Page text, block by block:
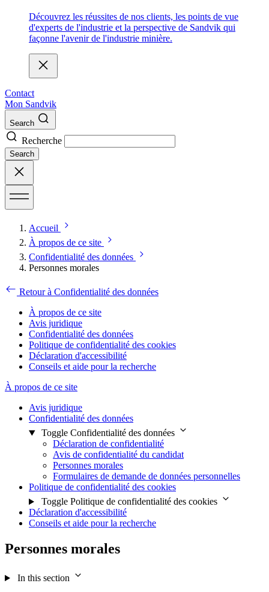
Découvrez les réussites de nos clients, les points de vue
d'experts de l'industrie et la perspective de Sandvik qui
façonne l'avenir de l'industrie minière.
Contact
Mon Sandvik
Search
Recherche
Search
Accueil
À propos de ce site
Confidentialité des données
Personnes morales
Retour à Confidentialité des données
À propos de ce site
Avis juridique
Confidentialité des données
Politique de confidentialité des cookies
Déclaration d'accessibilité
Conseils et aide pour la recherche
À propos de ce site
Avis juridique
Confidentialité des données
Toggle Confidentialité des données
Déclaration de confidentialité
Avis de confidentialité du candidat
Personnes morales
Formulaires de demande de données personnelles
Politique de confidentialité des cookies
Toggle Politique de confidentialité des cookies
Déclaration d'accessibilité
Conseils et aide pour la recherche
Personnes morales
In this section